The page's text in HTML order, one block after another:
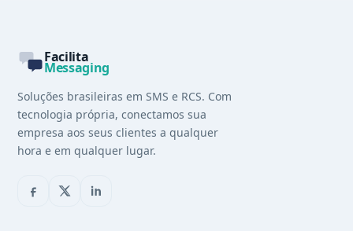
Facilita
Messaging
Soluções brasileiras em SMS e RCS. Com
tecnologia própria, conectamos sua
empresa aos seus clientes a qualquer
hora e em qualquer lugar.